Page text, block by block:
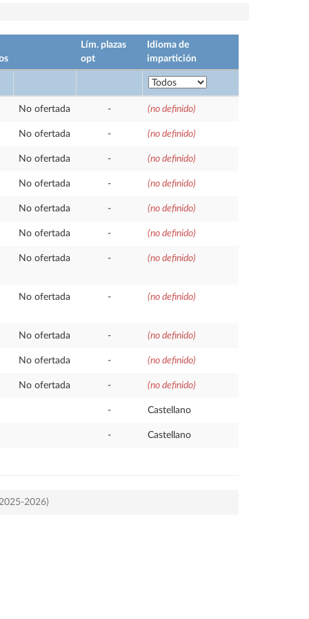
Lím. plazas
opt
Idioma de
impartición
No ofertada - (no definido)
No ofertada - (no definido)
No ofertada - (no definido)
No ofertada - (no definido)
No ofertada - (no definido)
No ofertada - (no definido)
No ofertada - (no definido)
No ofertada - (no definido)
No ofertada - (no definido)
No ofertada - (no definido)
No ofertada - (no definido)
- Castellano
- Castellano
2026)